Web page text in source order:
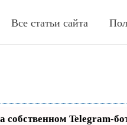
Все статьи сайта
собственном Telegram-